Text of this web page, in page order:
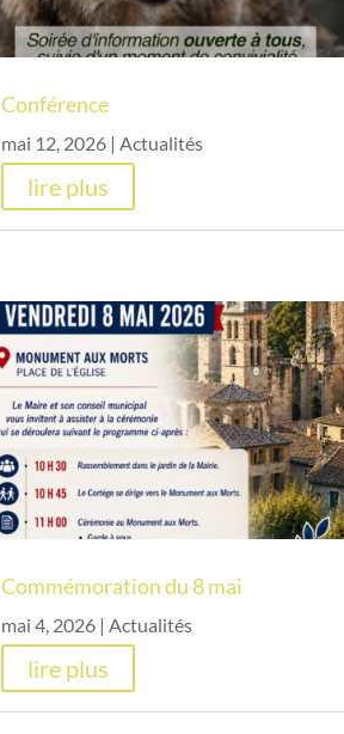
Conférence
mai 12, 2026| Actualités
lire plus
Commémoration du 8 mai
mai 4, 2026| Actualités
lire plus